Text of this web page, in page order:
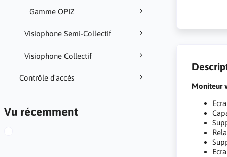
Gamme OPIZ
Visiophone Semi-Collectif
Visiophone Collectif
Contrôle d'accès
Vu récemment
Moniteur